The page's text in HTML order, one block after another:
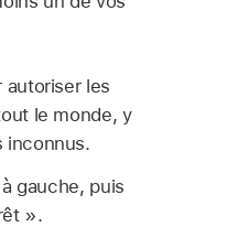
les
le monde, y
inconnus.
gauche, puis
».